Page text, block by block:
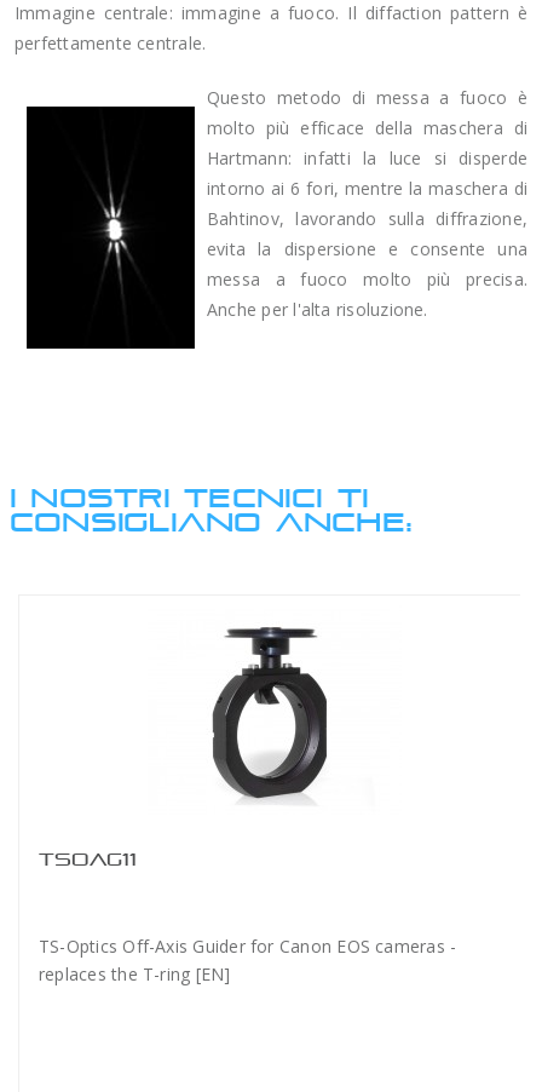
Immagine centrale: immagine a fuoco. Il diffaction pattern è
perfettamente centrale.
Questo metodo di messa a fuoco è
molto più efficace della maschera di
Hartmann: infatti la luce si disperde
intorno ai 6 fori, mentre la maschera di
Bahtinov, lavorando sulla diffrazione,
evita la dispersione e consente una
messa a fuoco molto più precisa.
Anche per l'alta risoluzione.
I NOSTRI TECNICI TI
CONSIGLIANO ANCHE:
TSOAG11
TS-Optics Off-Axis Guider for Canon EOS cameras -
replaces the T-ring [EN]